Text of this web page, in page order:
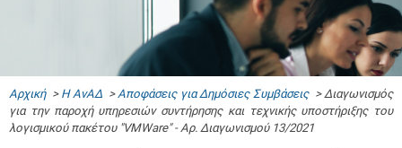
Αρχική> Η ΑνΑΔ>Αποφάσεις για Δημόσιες Συμβάσεις> Διαγωνισμός
για την παροχή υπηρεσιών συντήρησης και τεχνικής υποστήριξης του
λογισμικού πακέτου "VMWare" - Αρ. Διαγωνισμού 13/2021